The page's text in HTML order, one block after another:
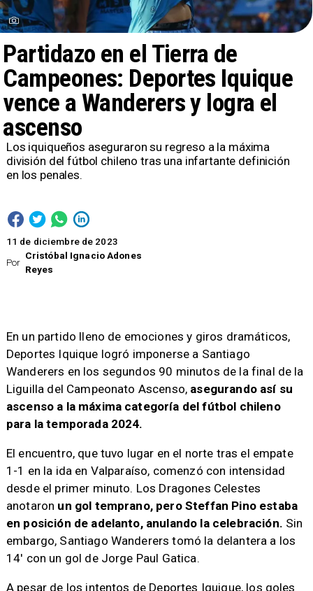
Por
Cristóbal Ignacio Adones
Reyes
Partidazo en el Tierra de
Campeones: Deportes Iquique
vence a Wanderers y logra el
ascenso
11 de diciembre de 2023
Los iquiqueños aseguraron su regreso a la máxima
división del fútbol chileno tras una infartante definición
en los penales.
En un partido lleno de emociones y giros dramáticos,
Deportes Iquique logró imponerse a Santiago
Wanderers en los segundos 90 minutos de la final de la
Liguilla del Campeonato Ascenso, asegurando así su
ascenso a la máxima categoría del fútbol chileno
para la temporada 2024.
El encuentro, que tuvo lugar en el norte tras el empate
1-1 en la ida en Valparaíso, comenzó con intensidad
desde el primer minuto. Los Dragones Celestes
anotaron un gol temprano, pero Steffan Pino estaba
en posición de adelanto, anulando la celebración. Sin
embargo, Santiago Wanderers tomó la delantera a los
14' con un gol de Jorge Paul Gatica.
A pesar de los intentos de Deportes Iquique, los goles